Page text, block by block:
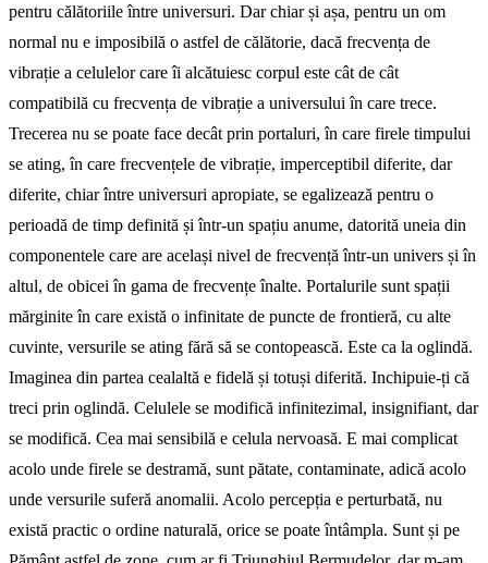
pentru călătoriile între universuri. Dar chiar și așa, pentru un om
normal nu e imposibilă o astfel de călătorie, dacă frecvența de
vibrație a celulelor care îi alcătuiesc corpul este cât de cât
compatibilă cu frec­vența de vibrație a universului în care trece.
Trecerea nu se poate face decât prin portaluri, în care firele timpului
se ating, în care frecvențele de vibrație, imperceptibil diferite, dar
diferite, chiar între universuri apropiate, se egalizează pentru o
perioadă de timp definită și într-un spațiu anume, datorită uneia din
componentele care are același nivel de frecvență într-un univers și în
altul, de obicei în gama de frecvențe înalte. Portalurile sunt spații
mărginite în care există o infinitate de puncte de frontieră, cu alte
cuvinte, versurile se ating fără să se contopească. Este ca la oglindă.
Imaginea din partea cealaltă e fidelă și totuși diferită. Inchipuie-ți că
treci prin oglindă. Celulele se modifică infinitezimal, insignifiant, dar
se modifică. Cea mai sensibilă e celula nervoasă. E mai complicat
acolo unde firele se destramă, sunt pătate, contaminate, adică acolo
unde versurile suferă anomalii. Acolo percep­ția e perturbată, nu
există practic o ordine naturală, orice se poate întâmpla. Sunt și pe